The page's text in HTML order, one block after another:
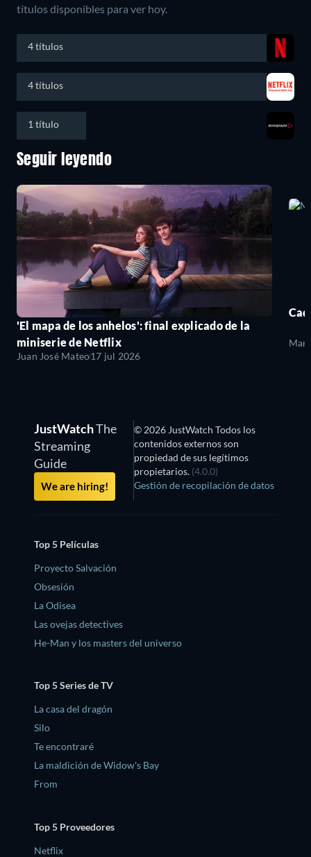
títulos disponibles para ver hoy.
4 títulos
4 títulos
1 título
Seguir leyendo
'El mapa de los anhelos': final explicado de la
miniserie de Netflix
Juan José Mateo17 jul 2026
JustWatchThe
Streaming
Guide
We are hiring!
© 2026 JustWatch Todos los
contenidos externos son
propiedad de sus legítimos
propietarios. (4.0.0)
Gestión de recopilación de datos
Top 5 Películas
Proyecto Salvación
Obsesión
La Odisea
Las ovejas detectives
He-Man y los masters del universo
Top 5 Series de TV
La casa del dragón
Silo
Te encontraré
La maldición de Widow's Bay
From
Top 5 Proveedores
Netflix